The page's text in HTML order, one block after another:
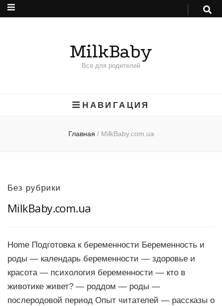
MilkBaby
Все для родителей
НАВИГАЦИЯ
Главная / MilkBaby.com.ua
Без рубрики
MilkBaby.com.ua
Home Подготовка к беременности Беременность и
роды — календарь беременности — здоровье и
красота — психология беременности — кто в
животике живет? — роддом — роды —
послеродовой период Опыт читателей — рассказы о